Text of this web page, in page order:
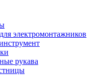
электромонтажников
рукава